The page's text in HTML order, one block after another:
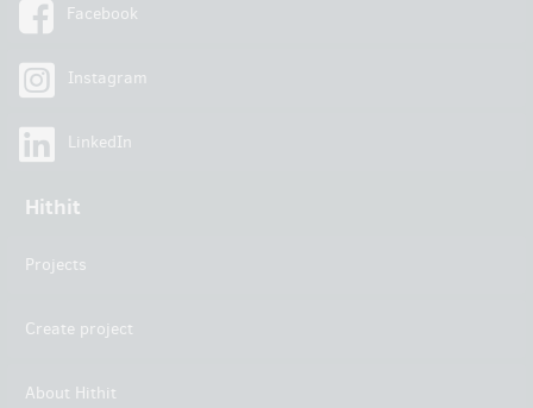
Facebook
Instagram
LinkedIn
Hithit
Projects
Create project
About Hithit